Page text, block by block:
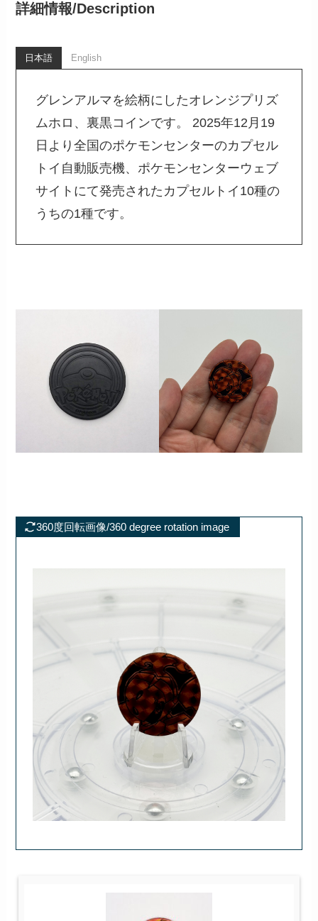
詳細情報/Description
日本語 English
グレンアルマを絵柄にしたオレンジプリズ
ムホロ、裏黒コインです。 2025年12月19
日より全国のポケモンセンターのカプセル
トイ自動販売機、ポケモンセンターウェブ
サイトにて発売されたカプセルトイ10種の
うちの1種です。
360度回転画像/360 degree rotation image